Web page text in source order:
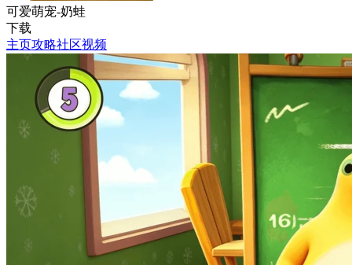
可爱萌宠-奶蛙
下载
主页攻略社区视频